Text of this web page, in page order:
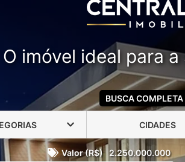
O imóvel ideal para
BUSCA COMPLETA
CIDADES
Valor (R$) 2.250.000.000